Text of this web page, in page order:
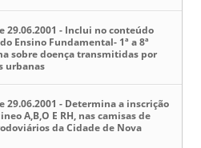
29.06.2001 - Inclui no conteúdo
Ensino Fundamental- 1ª a 8ª
sobre doença transmitidas por
urbanas
29.06.2001 - Determina a inscrição
A,B,O E RH, nas camisas de
da Cidade de Nova